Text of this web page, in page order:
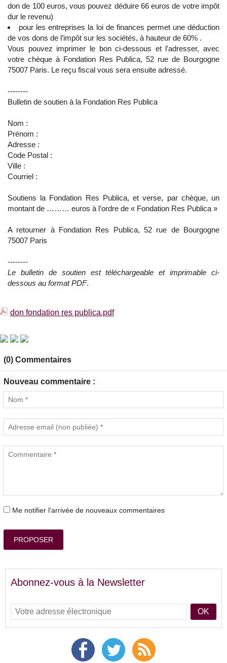
don de 100 euros, vous pouvez déduire 66 euros de votre impôt
dur le revenu)
pour les entreprises la loi de finances permet une déduction
de vos dons de l’impôt sur les sociétés, à hauteur de 60% .
Vous pouvez imprimer le bon ci-dessous et l’adresser, avec
votre chèque à Fondation Res Publica, 52 rue de Bourgogne
75007 Paris. Le reçu fiscal vous sera ensuite adressé.
--------
Bulletin de soutien à la Fondation Res Publica
Nom :
Prénom :
Adresse :
Code Postal :
Ville :
Courriel :
Soutiens la Fondation Res Publica, et verse, par chèque, un
montant de ……… euros à l’ordre de « Fondation Res Publica »
A retourner à Fondation Res Publica, 52 rue de Bourgogne
75007 Paris
--------
Le bulletin de soutien est téléchargeable et imprimable ci-
dessous au format PDF.
don fondation res publica.pdf
(0) Commentaires
Nouveau commentaire :
Me notifier l'arrivée de nouveaux commentaires
PROPOSER
Abonnez-vous à la Newsletter
OK